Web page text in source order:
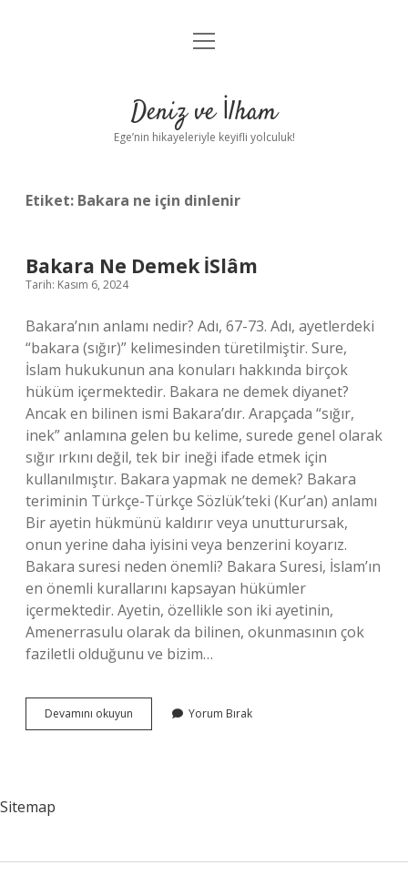
Anasayfa
Yasal Uyarı
menüyü
Deniz ve İlham
Ege’nin hikayeleriyle keyifli yolculuk!
Etiket: Bakara ne için dinlenir
Bakara Ne Demek İSlâm
Tarih: Kasım 6, 2024
Bakara’nın anlamı nedir? Adı, 67-73. Adı, ayetlerdeki
“bakara (sığır)” kelimesinden türetilmiştir. Sure,
İslam hukukunun ana konuları hakkında birçok
hüküm içermektedir. Bakara ne demek diyanet?
Ancak en bilinen ismi Bakara’dır. Arapçada “sığır,
inek” anlamına gelen bu kelime, surede genel olarak
sığır ırkını değil, tek bir ineği ifade etmek için
kullanılmıştır. Bakara yapmak ne demek? Bakara
teriminin Türkçe-Türkçe Sözlük’teki (Kur’an) anlamı
Bir ayetin hükmünü kaldırır veya unutturursak,
onun yerine daha iyisini veya benzerini koyarız.
Bakara suresi neden önemli? Bakara Suresi, İslam’ın
en önemli kurallarını kapsayan hükümler
içermektedir. Ayetin, özellikle son iki ayetinin,
Amenerrasulu olarak da bilinen, okunmasının çok
faziletli olduğunu ve bizim…
Devamını okuyun
Ne
Yorum Bırak
Sitemap